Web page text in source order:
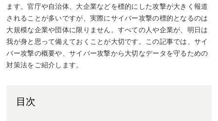
ます。官庁や自治体、大企業などを標的にした攻撃が大きく報道
されることが多いですが、実際にサイバー攻撃の標的となるのは
大規模な企業や団体に限りません。すべての人や企業が、明日は
我が身と思って備えておくことが大切です。この記事では、サイ
バー攻撃の概要や、サイバー攻撃から大切なデータを守るための
対策法をご紹介します。
目次